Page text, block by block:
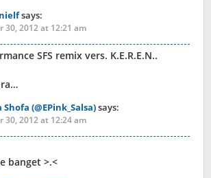
says:
30, 2012 at 12:21 am
SFS remix vers. K.E.R.E.N..
(@EPink_Salsa)says:
30, 2012 at 12:24 am
banget >.<